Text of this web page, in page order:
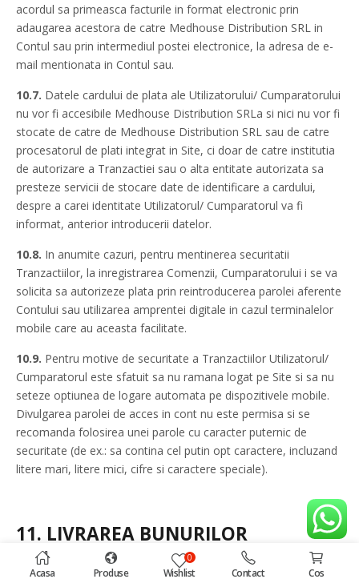
Acasa Produse
0
Wishlist Contact Cos
acordul sa primeasca facturile in format electronic prin
adaugarea acestora de catre Medhouse Distribution SRL in
Contul sau prin intermediul postei electronice, la adresa de e-
mail mentionata in Contul sau.
10.7. Datele cardului de plata ale Utilizatorului/ Cumparatorului
nu vor fi accesibile Medhouse Distribution SRLa si nici nu vor fi
stocate de catre de Medhouse Distribution SRL sau de catre
procesatorul de plati integrat in Site, ci doar de catre institutia
de autorizare a Tranzactiei sau o alta entitate autorizata sa
presteze servicii de stocare date de identificare a cardului,
despre a carei identitate Utilizatorul/ Cumparatorul va fi
informat, anterior introducerii datelor.
10.8. In anumite cazuri, pentru mentinerea securitatii
Tranzactiilor, la inregistrarea Comenzii, Cumparatorului i se va
solicita sa autorizeze plata prin reintroducerea parolei aferente
Contului sau utilizarea amprentei digitale in cazul terminalelor
mobile care au aceasta facilitate.
10.9. Pentru motive de securitate a Tranzactiilor Utilizatorul/
Cumparatorul este sfatuit sa nu ramana logat pe Site si sa nu
seteze optiunea de logare automata pe dispozitivele mobile.
Divulgarea parolei de acces in cont nu este permisa si se
recomanda folosirea unei parole cu caracter puternic de
securitate (de ex.: sa contina cel putin opt caractere, incluzand
litere mari, litere mici, cifre si caractere speciale).
11. LIVRAREA BUNURILOR
11.1.Conditiile de livrare a Bunurilor si Serviciilor vandute de